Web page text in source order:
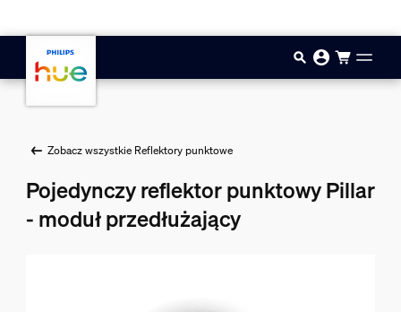
Zobacz wszystkie Reflektory punktowe
Pojedynczy reflektor punktowy Pillar
- moduł przedłużający